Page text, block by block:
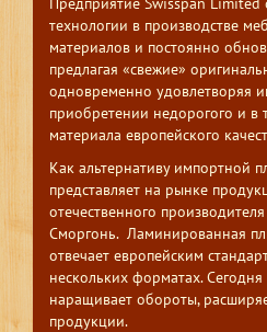
технологии в производстве
материалов и постоянно
предлагая «свежие»
одновременно удовлетворяя
приобретении недорогого и в
материала европейского
Как альтернативу импортной
представляет на рынке
отечественного
Сморгонь. Ламинированная
отвечает европейским
нескольких форматах.
наращивает обороты,
продукции.